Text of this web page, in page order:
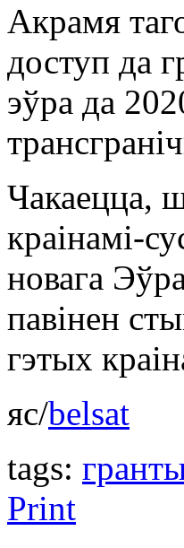
Акрамя
доступ да
эўра да
Чакаецца,
краінамі-
новага
павінен
гэтых
яс/belsat
tags:
Print